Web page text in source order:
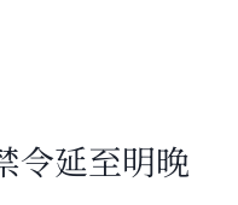
令延至明晚